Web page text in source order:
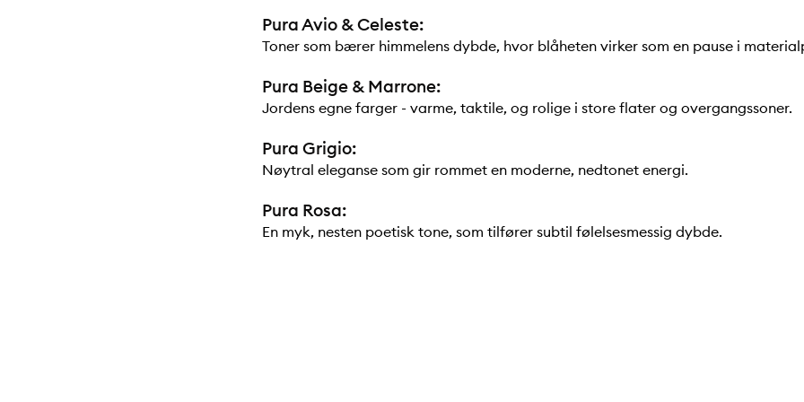
Pura Avio & Celeste:
Toner som bærer himmelens dybde, hvor blåheten virker som en pause i
Pura Beige & Marrone:
Jordens egne farger - varme, taktile, og rolige i store flater og overgangssoner.
Pura Grigio:
Nøytral eleganse som gir rommet en moderne, nedtonet energi.
Pura Rosa:
En myk, nesten poetisk tone, som tilfører subtil følelsesmessig dybde.